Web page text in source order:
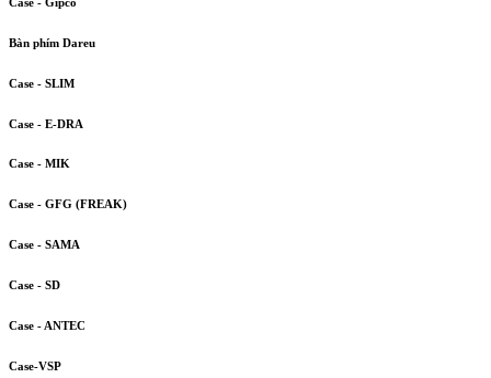
Bàn phím Dareu
Case - SLIM
Case - E-DRA
Case - MIK
Case - GFG (FREAK)
Case - SAMA
Case - SD
Case - ANTEC
Case-VSP